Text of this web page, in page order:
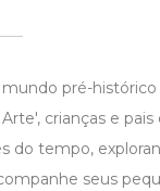
pré-
crianças e
do tempo,
seus